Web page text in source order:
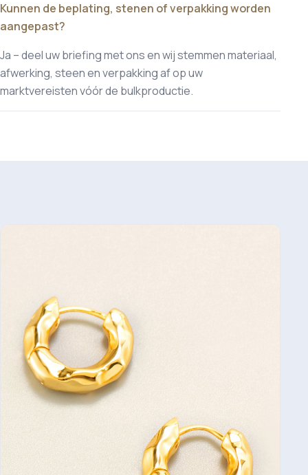
Kunnen de beplating, stenen of verpakking worden
aangepast?
Ja – deel uw briefing met ons en wij stemmen materiaal,
afwerking, steen en verpakking af op uw
marktvereisten vóór de bulkproductie.